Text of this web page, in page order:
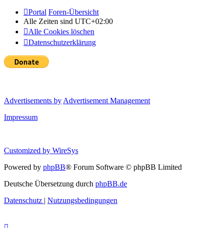
Portal Foren-Übersicht
Alle Zeiten sind UTC+02:00
Alle Cookies löschen
Datenschutzerklärung
Advertisements byAdvertisement Management
Impressum
Customized by WireSys
Powered by phpBB® Forum Software © phpBB Limited
Deutsche Übersetzung durch phpBB.de
Datenschutz | Nutzungsbedingungen